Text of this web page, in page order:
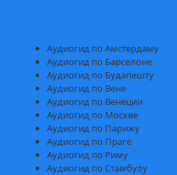
Аудиогид по Амстердаму
Аудиогид по Барселоне
Аудиогид по Будапешту
Аудиогид по Вене
Аудиогид по Венеции
Аудиогид по Москве
Аудиогид по Парижу
Аудиогид по Праге
Аудиогид по Риму
Аудиогид по Стамбулу